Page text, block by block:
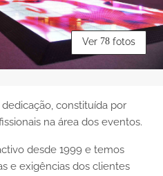
Ver 78 fotos
constituída por
na área dos eventos.
desde 1999 e temos
e exigências dos clientes